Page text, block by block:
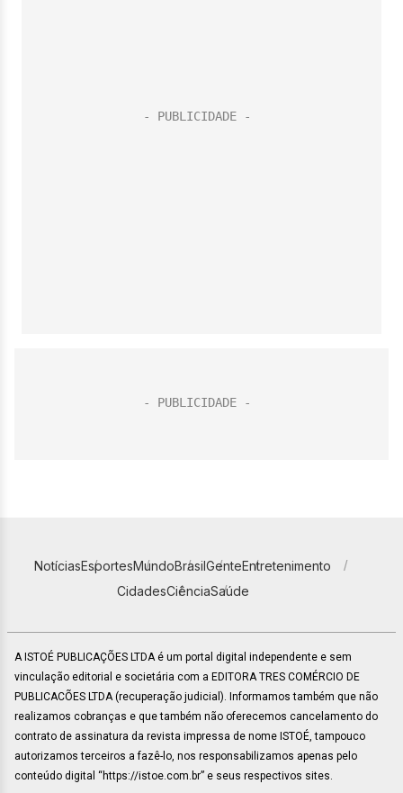
NotíciasEsportesMundoBrasilGenteEntretenimento
CidadesCiênciaSaúde
A ISTOÉ PUBLICAÇÕES LTDA é um portal digital independente e sem
vinculação editorial e societária com a EDITORA TRES COMÉRCIO DE
PUBLICACÕES LTDA (recuperação judicial). Informamos também que não
realizamos cobranças e que também não oferecemos cancelamento do
contrato de assinatura da revista impressa de nome ISTOÉ, tampouco
autorizamos terceiros a fazê-lo, nos responsabilizamos apenas pelo
conteúdo digital “https://istoe.com.br” e seus respectivos sites.